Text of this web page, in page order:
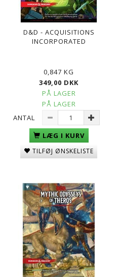
D&D - ACQUISITIONS
INCORPORATED
0,847 KG
349,00 DKK
PÅ LAGER
PÅ LAGER
ANTAL
LÆG I KURV
TILFØJ ØNSKELISTE